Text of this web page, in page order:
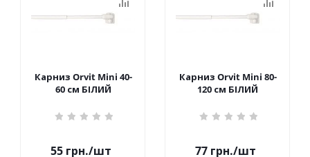
Карниз Orvit Mini 40-
60 см БІЛИЙ
55грн./шт
Карниз Orvit Mini 80-
120 см БІЛИЙ
77грн./шт